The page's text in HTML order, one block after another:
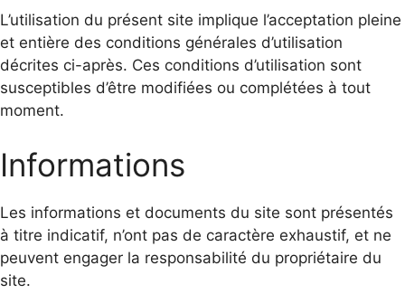
L’utilisation du présent site implique l’acceptation pleine
et entière des conditions générales d’utilisation
décrites ci-après. Ces conditions d’utilisation sont
susceptibles d’être modifiées ou complétées à tout
moment.
Informations
Les informations et documents du site sont présentés
à titre indicatif, n’ont pas de caractère exhaustif, et ne
peuvent engager la responsabilité du propriétaire du
site.